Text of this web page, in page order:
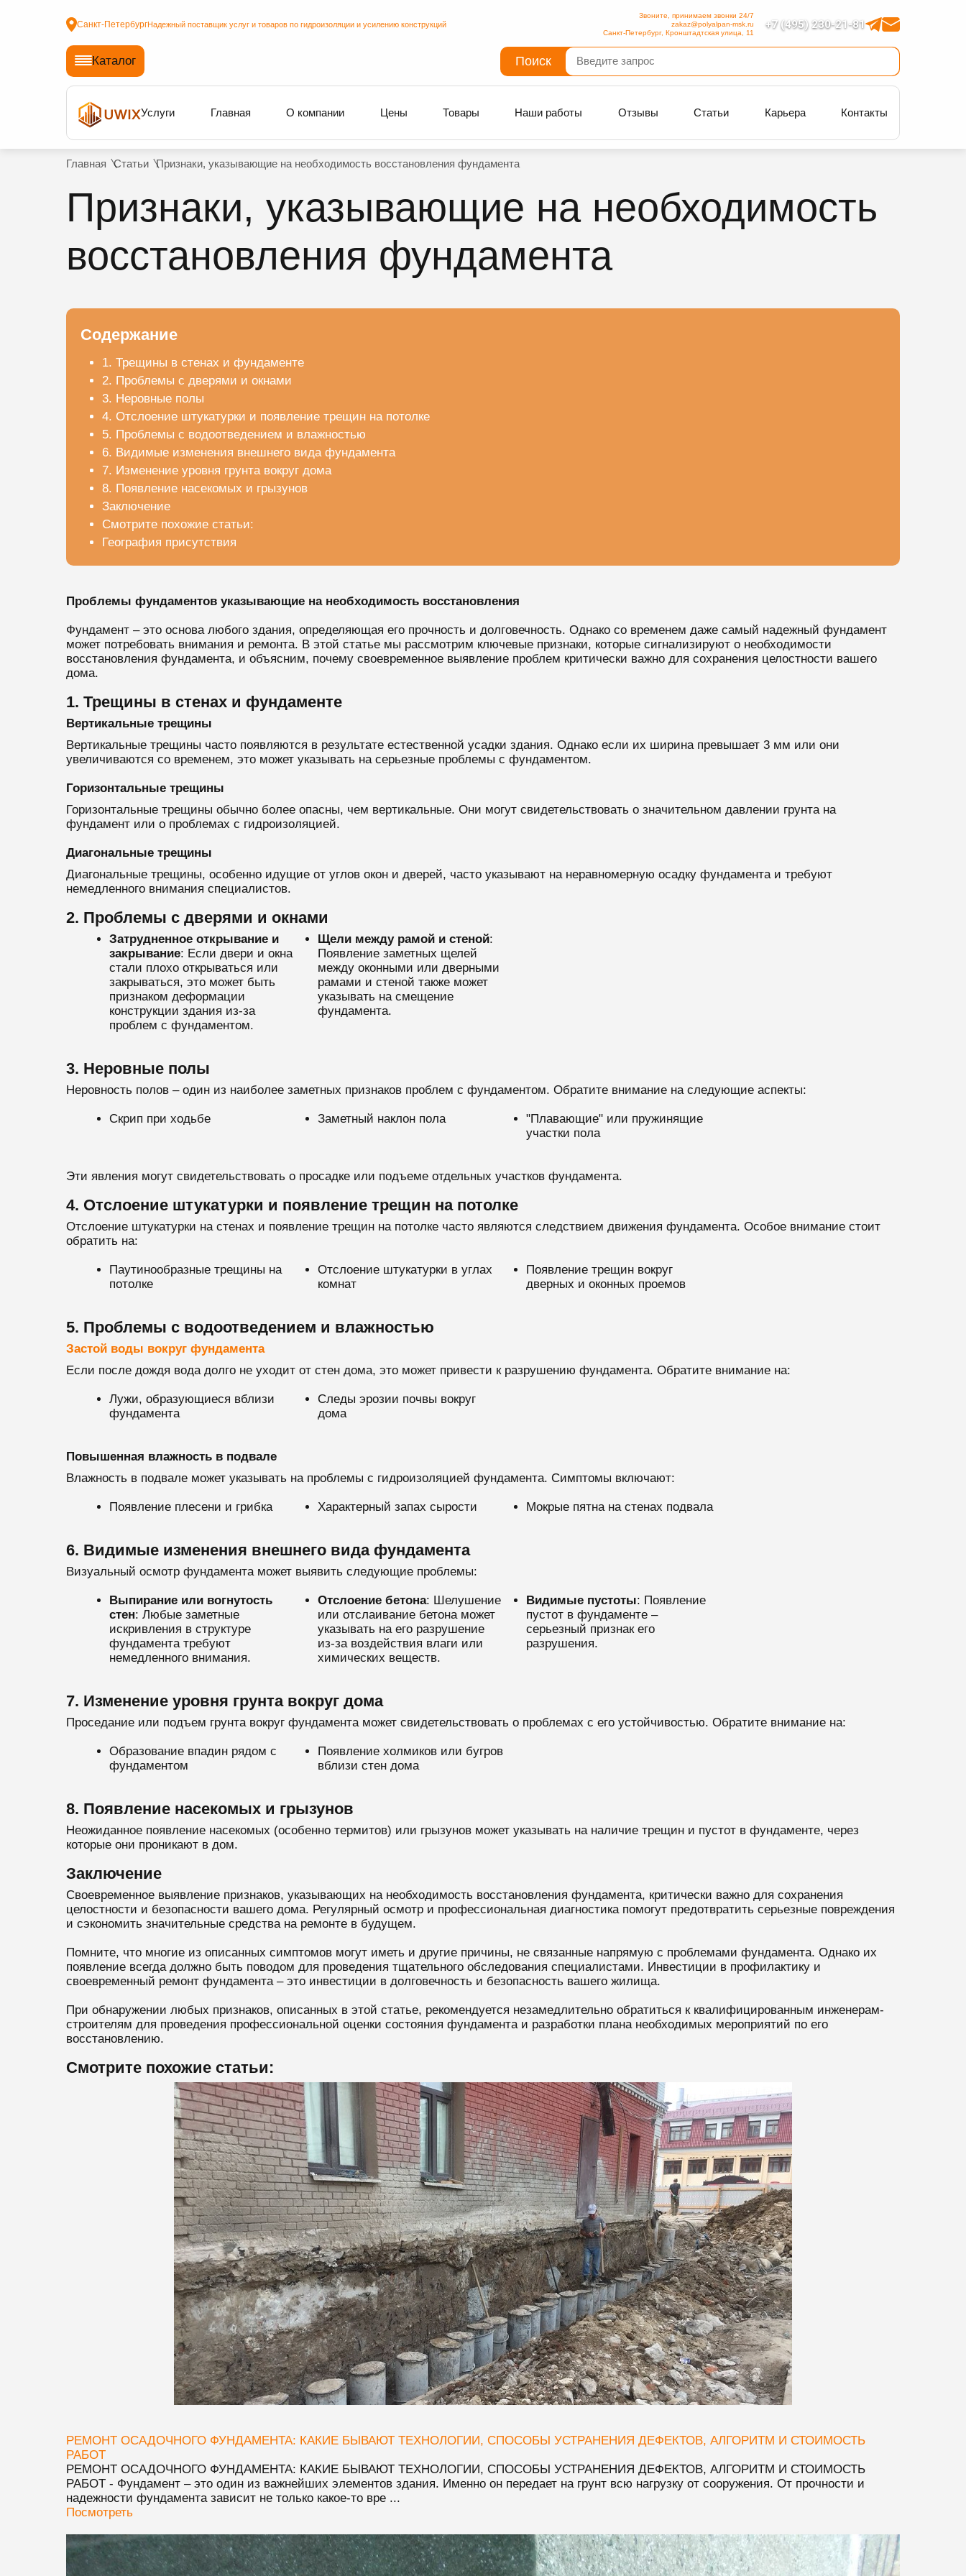
Санкт-ПетербургНадежный поставщик услуг и товаров по гидроизоляции и усилению конструкций +7 (495) 230-21-81
Звоните, принимаем звонки 24/7
zakaz@polyalpan-msk.ru
Санкт-Петербург, Кронштадтская улица, 11
Каталог Поиск
Услуги Главная О компании Цены Товары Наши работы Отзывы Статьи Карьера Контакты
Главная Статьи Признаки, указывающие на необходимость восстановления фундамента
Признаки, указывающие на необходимость
восстановления фундамента
Содержание
1. Трещины в стенах и фундаменте
2. Проблемы с дверями и окнами
3. Неровные полы
4. Отслоение штукатурки и появление трещин на потолке
5. Проблемы с водоотведением и влажностью
6. Видимые изменения внешнего вида фундамента
7. Изменение уровня грунта вокруг дома
8. Появление насекомых и грызунов
Заключение
Смотрите похожие статьи:
География присутствия
Проблемы фундаментов указывающие на необходимость восстановления
Фундамент – это основа любого здания, определяющая его прочность и долговечность. Однако со временем даже самый надежный фундамент
может потребовать внимания и ремонта. В этой статье мы рассмотрим ключевые признаки, которые сигнализируют о необходимости
восстановления фундамента, и объясним, почему своевременное выявление проблем критически важно для сохранения целостности вашего
дома.
1. Трещины в стенах и фундаменте
Вертикальные трещины
Вертикальные трещины часто появляются в результате естественной усадки здания. Однако если их ширина превышает 3 мм или они
увеличиваются со временем, это может указывать на серьезные проблемы с фундаментом.
Горизонтальные трещины
Горизонтальные трещины обычно более опасны, чем вертикальные. Они могут свидетельствовать о значительном давлении грунта на
фундамент или о проблемах с гидроизоляцией.
Диагональные трещины
Диагональные трещины, особенно идущие от углов окон и дверей, часто указывают на неравномерную осадку фундамента и требуют
немедленного внимания специалистов.
2. Проблемы с дверями и окнами
Затрудненное открывание и
закрывание: Если двери и окна
стали плохо открываться или
закрываться, это может быть
признаком деформации
конструкции здания из-за
проблем с фундаментом.
Щели между рамой и стеной:
Появление заметных щелей
между оконными или дверными
рамами и стеной также может
указывать на смещение
фундамента.
3. Неровные полы
Неровность полов – один из наиболее заметных признаков проблем с фундаментом. Обратите внимание на следующие аспекты:
Скрип при ходьбе Заметный наклон пола
"Плавающие" или пружинящие
участки пола
Эти явления могут свидетельствовать о просадке или подъеме отдельных участков фундамента.
4. Отслоение штукатурки и появление трещин на потолке
Отслоение штукатурки на стенах и появление трещин на потолке часто являются следствием движения фундамента. Особое внимание стоит
обратить на:
Паутинообразные трещины на
потолке
Отслоение штукатурки в углах
комнат
Появление трещин вокруг
дверных и оконных проемов
5. Проблемы с водоотведением и влажностью
Застой воды вокруг фундамента
Если после дождя вода долго не уходит от стен дома, это может привести к разрушению фундамента. Обратите внимание на:
Лужи, образующиеся вблизи
фундамента
Следы эрозии почвы вокруг
дома
Повышенная влажность в подвале
Влажность в подвале может указывать на проблемы с гидроизоляцией фундамента. Симптомы включают:
Появление плесени и грибка Характерный запах сырости Мокрые пятна на стенах подвала
6. Видимые изменения внешнего вида фундамента
Визуальный осмотр фундамента может выявить следующие проблемы:
Выпирание или вогнутость
стен: Любые заметные
искривления в структуре
фундамента требуют
немедленного внимания.
Отслоение бетона: Шелушение
или отслаивание бетона может
указывать на его разрушение
из-за воздействия влаги или
химических веществ.
Видимые пустоты: Появление
пустот в фундаменте –
серьезный признак его
разрушения.
7. Изменение уровня грунта вокруг дома
Проседание или подъем грунта вокруг фундамента может свидетельствовать о проблемах с его устойчивостью. Обратите внимание на:
Образование впадин рядом с
фундаментом
Появление холмиков или бугров
вблизи стен дома
8. Появление насекомых и грызунов
Неожиданное появление насекомых (особенно термитов) или грызунов может указывать на наличие трещин и пустот в фундаменте, через
которые они проникают в дом.
Заключение
Своевременное выявление признаков, указывающих на необходимость восстановления фундамента, критически важно для сохранения
целостности и безопасности вашего дома. Регулярный осмотр и профессиональная диагностика помогут предотвратить серьезные повреждения
и сэкономить значительные средства на ремонте в будущем.
Помните, что многие из описанных симптомов могут иметь и другие причины, не связанные напрямую с проблемами фундамента. Однако их
появление всегда должно быть поводом для проведения тщательного обследования специалистами. Инвестиции в профилактику и
своевременный ремонт фундамента – это инвестиции в долговечность и безопасность вашего жилища.
При обнаружении любых признаков, описанных в этой статье, рекомендуется незамедлительно обратиться к квалифицированным инженерам-
строителям для проведения профессиональной оценки состояния фундамента и разработки плана необходимых мероприятий по его
восстановлению.
Смотрите похожие статьи:
РЕМОНТ ОСАДОЧНОГО ФУНДАМЕНТА: КАКИЕ БЫВАЮТ ТЕХНОЛОГИИ, СПОСОБЫ УСТРАНЕНИЯ ДЕФЕКТОВ, АЛГОРИТМ И СТОИМОСТЬ
РАБОТ
РЕМОНТ ОСАДОЧНОГО ФУНДАМЕНТА: КАКИЕ БЫВАЮТ ТЕХНОЛОГИИ, СПОСОБЫ УСТРАНЕНИЯ ДЕФЕКТОВ, АЛГОРИТМ И СТОИМОСТЬ
РАБОТ- Фундамент – это один из важнейших элементов здания. Именно он передает на грунт всю нагрузку от сооружения. От прочности и
надежности фундамента зависит не только какое-то вре ...
Посмотреть